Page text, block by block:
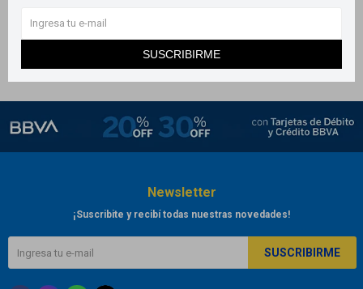
SUSCRIBIRME
Newsletter
¡Suscribite y recibí todas nuestras novedades!
SUSCRIBIRME